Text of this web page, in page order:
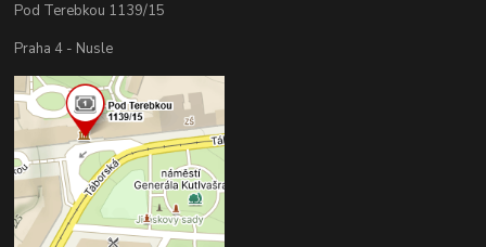
Pod Terebkou 1139/15
Praha 4 - Nusle